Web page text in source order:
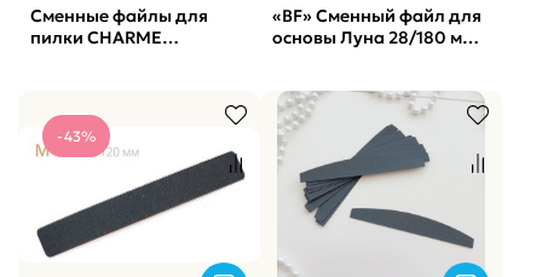
Сменные файлы для
пилки CHARME
«BF» Сменный файл для
основы Луна 28/180 мм
-43%